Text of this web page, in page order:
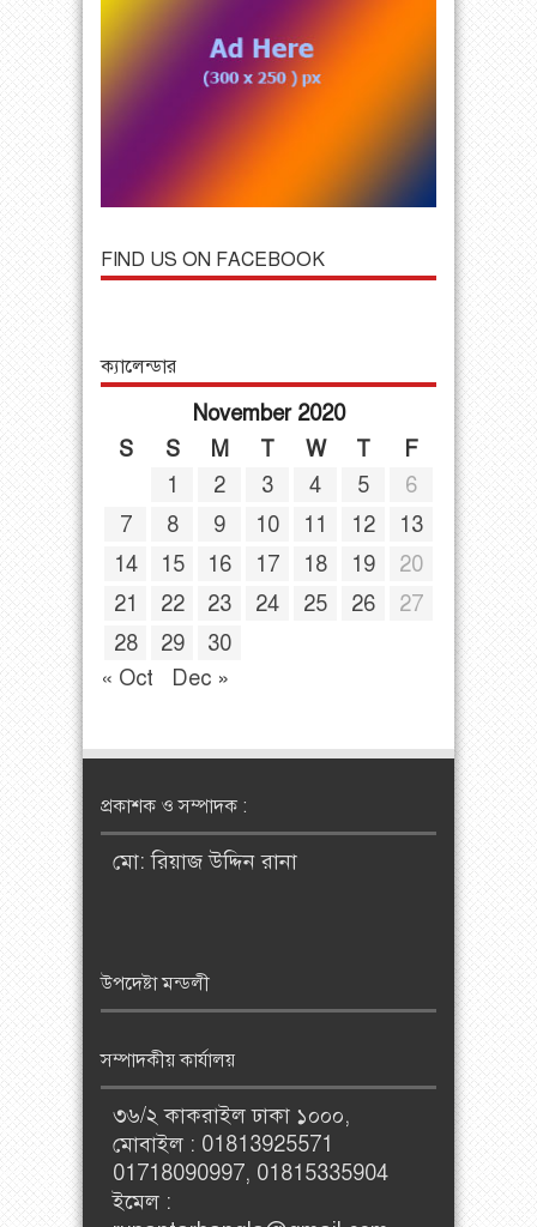
FIND US ON FACEBOOK
ক্যালেন্ডার
November 2020
S
S M T W T
F
1
2 3 4 5
6
7
8 9 10 11 12
13
14
15 16 17 18 19
20
21
22 23 24 25 26
27
28
29
30
« Oct
Dec »
প্রকাশক ও সম্পাদক :
মো: রিয়াজ উদ্দিন রানা
উপদেষ্টা মন্ডলী
সম্পাদকীয় কার্যালয়
৩৬/২ কাকরাইল ঢাকা ১০০০,
মোবাইল : 01813925571
01718090997, 01815335904
ইমেল :